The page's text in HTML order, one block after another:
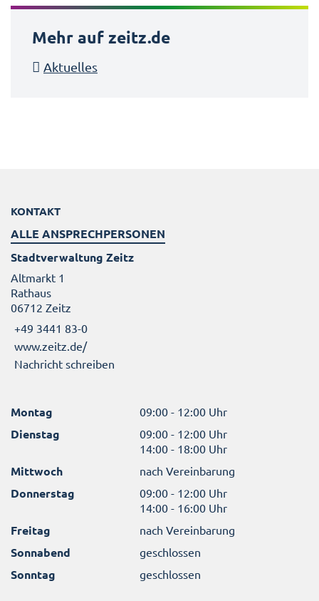
Mehr auf zeitz.de
Aktuelles
KONTAKT
ALLE ANSPRECHPERSONEN
Stadtverwaltung Zeitz
Altmarkt 1
Rathaus
06712 Zeitz
+49 3441 83-0
www.zeitz.de/
Nachricht schreiben
Montag 09:00 - 12:00 Uhr
Dienstag
09:00 - 12:00 Uhr
14:00 - 18:00 Uhr
Mittwoch nach Vereinbarung
Donnerstag
09:00 - 12:00 Uhr
14:00 - 16:00 Uhr
Freitag nach Vereinbarung
Sonnabend geschlossen
Sonntag geschlossen